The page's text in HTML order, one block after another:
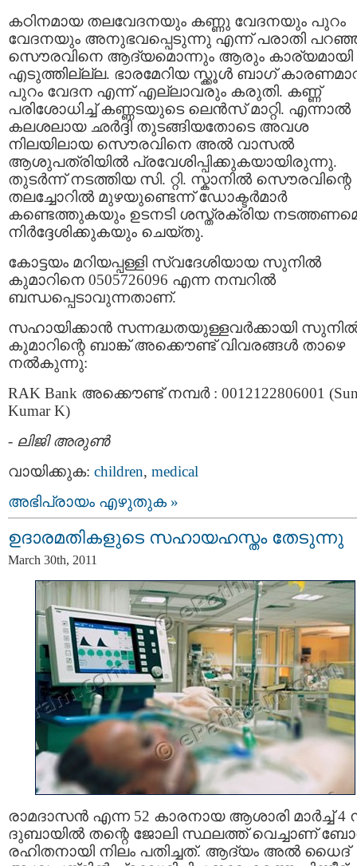
കഠിനമായ തലവേദനയും കണ്ണു വേദനയും പുറം
വേദനയും അനുഭവപ്പെടുന്നു എന്ന് പരാതി
സൌരവിനെ ആദ്യമൊന്നും ആരും കാര്യമായി
എടുത്തില്ല്ല. ഭാരമേറിയ സ്ക്കൂൾ ബാഗ്
പുറം വേദന എന്ന് എല്ലാവരും കരുതി. കണ്ണ്
പരിശോധിച്ച് കണ്ണടയുടെ ലെൻസ് മാറ്റി. എന്നാൽ
കലശലായ ഛർദ്ദി തുടങ്ങിയതോടെ അവശ
നിലയിലായ സൌരവിനെ അൽ വാസൽ
ആശുപത്രിയിൽ പ്രവേശിപ്പിക്കുകയായിരുന്നു.
തുടർന്ന് നടത്തിയ സി. റ്റി. സ്കാനിൽ സൌരവിന്റെ
തലച്ചോറിൽ മുഴയുണ്ടെന്ന് ഡോക്ടർമാർ
കണ്ടെത്തുകയും ഉടനടി ശസ്ത്രക്രിയ
നിർദ്ദേശിക്കുകയും ചെയ്തു.
കോട്ടയം മറിയപ്പള്ളി സ്വദേശിയായ സുനിൽ
കുമാറിനെ 0505726096 എന്ന നമ്പറിൽ
ബന്ധപ്പെടാവുന്നതാണ്.
സഹായിക്കാൻ സന്നദ്ധതയുള്ളവർക്കായി
കുമാറിന്റെ ബാങ്ക്‍ അക്കൌണ്ട് വിവരങ്ങൾ താഴെ
നൽകുന്നു:
RAK Bank അക്കൌണ്ട് നമ്പർ : 0012122806001
Kumar K)
- ലിജി അരുണ്‍
വായിക്കുക: children, medical
അഭിപ്രായം എഴുതുക »
ഉദാരമതികളുടെ സഹായഹസ്തം തേടുന്നു
March 30th, 2011
രാമദാസന്‍ എന്ന 52 കാരനായ ആശാരി മാര്‍ച്ച് 4
ദുബായില്‍ തന്റെ ജോലി സ്ഥലത്ത് വെച്ചാണ്
രഹിതനായി നിലം പതിച്ചത്. ആദ്യം അല്‍ ധൈദ്‌